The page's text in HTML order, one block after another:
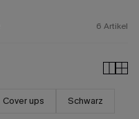
6 Artikel
Cover ups Schwarz